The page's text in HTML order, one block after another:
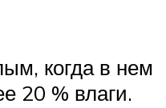
когда в нем
20 % влаги.